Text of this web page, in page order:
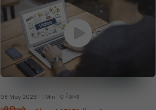
08 May 2026 1 Min 0 देखना